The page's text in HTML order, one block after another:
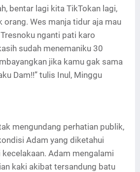
bentar lagi kita TikTokan lagi,
orang. Wes manja tidur aja mau
nganti pati karo
sudah menemaniku 30
jika kamu gak sama
Dam!!” tulis Inul, Minggu
mengundang perhatian publik,
Adam yang diketahui
Adam mengalami
kaki akibat tersandung batu